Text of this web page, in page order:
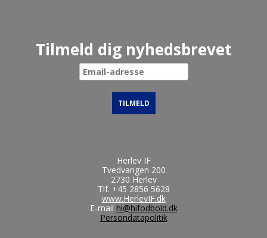
Tilmeld dig nyhedsbrevet
Herlev IF
Tvedvangen 200
2730 Herlev
Tlf. +45 2856 5628
www.HerlevIF.dk
E-mail hi@hifodbold.dk
Persondatapolitik